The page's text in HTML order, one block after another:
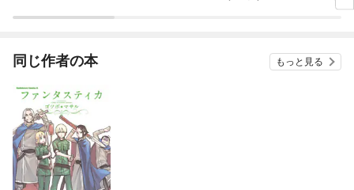
同じ作者の本 もっと見る